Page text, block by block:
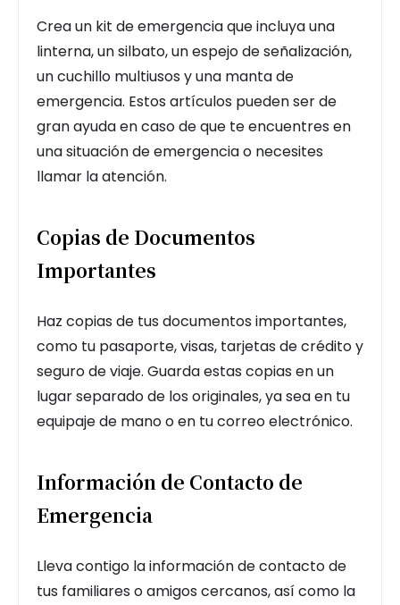
Crea un kit de emergencia que incluya una
linterna, un silbato, un espejo de señalización,
un cuchillo multiusos y una manta de
emergencia. Estos artículos pueden ser de
gran ayuda en caso de que te encuentres en
una situación de emergencia o necesites
llamar la atención.
Copias de Documentos
Importantes
Haz copias de tus documentos importantes,
como tu pasaporte, visas, tarjetas de crédito y
seguro de viaje. Guarda estas copias en un
lugar separado de los originales, ya sea en tu
equipaje de mano o en tu correo electrónico.
Información de Contacto de
Emergencia
Lleva contigo la información de contacto de
tus familiares o amigos cercanos, así como la